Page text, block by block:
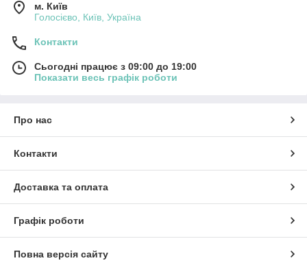
м. Київ
Голосієво, Київ, Україна
Контакти
Сьогодні працює з 09:00 до 19:00
Показати весь графік роботи
Про нас
Контакти
Доставка та оплата
Графік роботи
Повна версія сайту